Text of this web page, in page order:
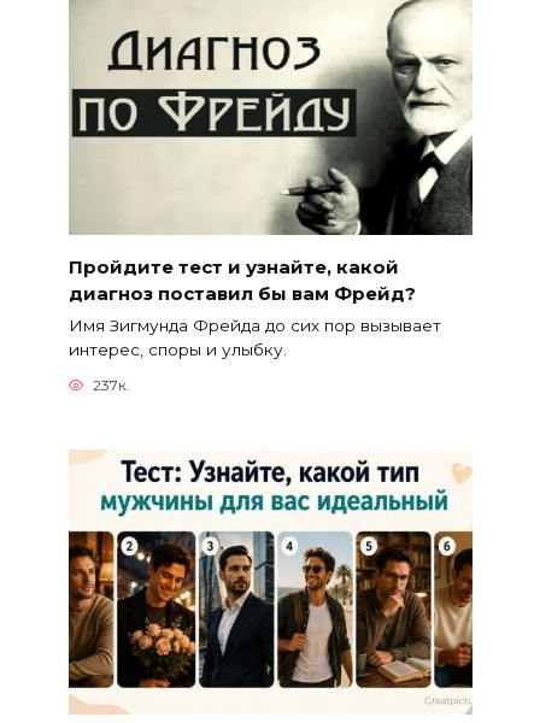
Пройдите тест и узнайте, какой
диагноз поставил бы вам Фрейд?
Имя Зигмунда Фрейда до сих пор вызывает
интерес, споры и улыбку.
237к.